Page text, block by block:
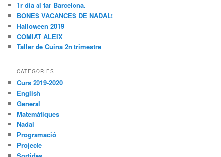
1r dia al far Barcelona.
BONES VACANCES DE NADAL!
Halloween 2019
COMIAT ALEIX
Taller de Cuina 2n trimestre
CATEGORIES
Curs 2019-2020
English
General
Matemàtiques
Nadal
Programació
Projecte